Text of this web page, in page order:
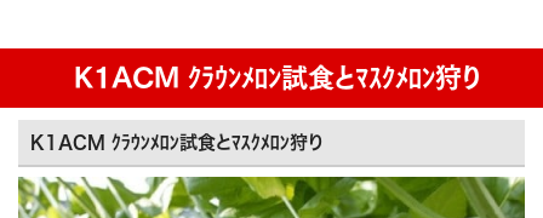
K1ACM ｸﾗｳﾝﾒﾛﾝ試食とﾏｽｸﾒﾛﾝ狩り
K1ACM ｸﾗｳﾝﾒﾛﾝ試食とﾏｽｸﾒﾛﾝ狩り